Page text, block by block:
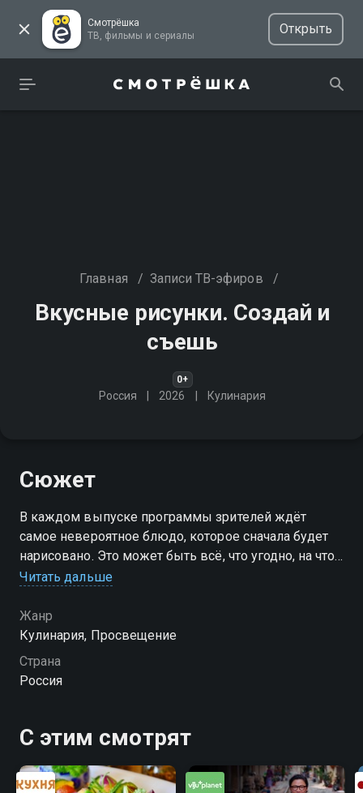
Смотрёшка
ТВ, фильмы и сериалы
Открыть
Главная / Записи ТВ-эфиров /
Вкусные рисунки. Создай и
съешь
0+
Россия 2026 Кулинария
Сюжет
В каждом выпуске программы зрителей ждёт
самое невероятное блюдо, которое сначала будет
нарисовано. Это может быть всё, что угодно, на что
хватает фантазии у юных зрителей
Читать дальше
Жанр
Кулинария, Просвещение
Страна
Россия
С этим смотрят